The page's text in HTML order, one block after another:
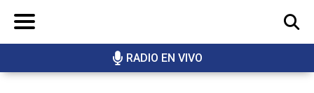
RADIO EN VIVO
BUSCAR